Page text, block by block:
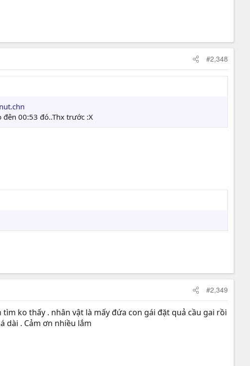
#2,348
00:53 đó..Thx trước :X
#2,349
ko thấy . nhân vật là mấy đứa con gái đặt quả cầu gai rồi
dài . Cảm ơn nhiều lắm